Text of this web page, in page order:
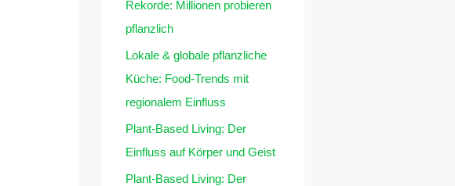
Rekorde: Millionen probieren
pflanzlich
Lokale & globale pflanzliche
Küche: Food-Trends mit
regionalem Einfluss
Plant-Based Living: Der
Einfluss auf Körper und Geist
Plant-Based Living: Der